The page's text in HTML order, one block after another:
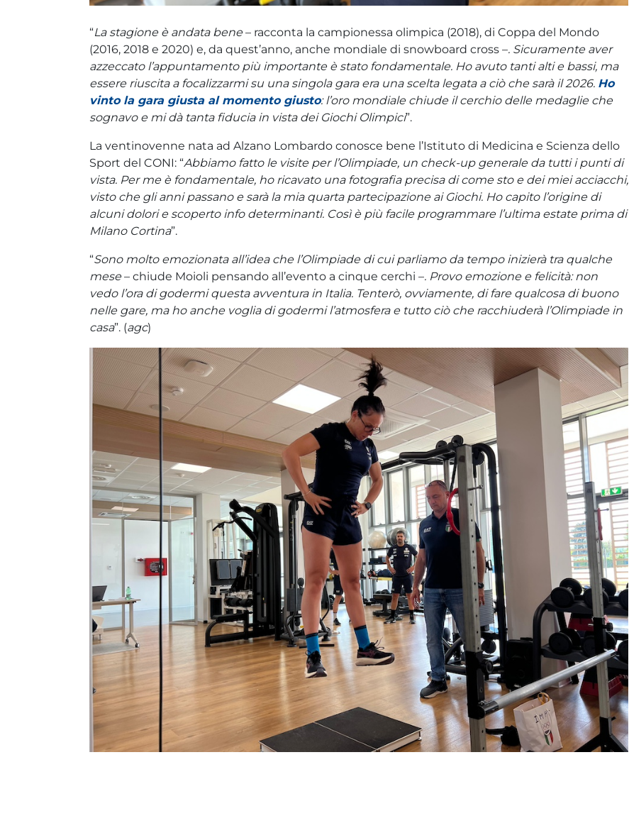
“La stagione è andata bene– racconta la campionessa olimpica (2018), di Coppa del Mondo
(2016, 2018 e 2020) e, da quest’anno, anche mondiale di snowboard cross –. Sicuramente aver
azzeccato l’appuntamento più importante è stato fondamentale. Ho avuto tanti alti e bassi, ma
essere riuscita a focalizzarmi su una singola gara era una scelta legata a ciò che sarà il 2026. Ho
vinto la gara giusta al momento giusto: l’oro mondiale chiude il cerchio delle medaglie che
sognavo e mi dà tanta fiducia in vista dei Giochi Olimpici”.
La ventinovenne nata ad Alzano Lombardo conosce bene l’Istituto di Medicina e Scienza dello
Sport del CONI: “Abbiamo fatto le visite per l’Olimpiade, un check-up generale da tutti i punti di
vista. Per me è fondamentale, ho ricavato una fotografia precisa di come sto e dei miei acciacchi,
visto che gli anni passano e sarà la mia quarta partecipazione ai Giochi. Ho capito l’origine di
alcuni dolori e scoperto info determinanti. Così è più facile programmare l’ultima estate prima di
Milano Cortina”.
“Sono molto emozionata all’idea che l’Olimpiade di cui parliamo da tempo inizierà tra qualche
mese– chiude Moioli pensando all’evento a cinque cerchi –. Provo emozione e felicità: non
vedo l’ora di godermi questa avventura in Italia. Tenterò, ovviamente, di fare qualcosa di buono
nelle gare, ma ho anche voglia di godermi l’atmosfera e tutto ciò che racchiuderà l’Olimpiade in
casa”. (agc)